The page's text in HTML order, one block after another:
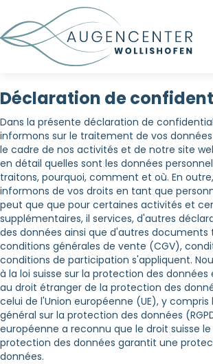
Déclaration de
Dans la présente déclaration de
informons sur le traitement de vos
le cadre de nos activités et de notre site
en détail quelles sont les données
traitons, pourquoi, comment et où. En
informons de vos droits en tant que
peut que que pour certaines activités et
supplémentaires, il services, d'autres
des données ainsi que d'autres documents
conditions générales de vente (CGV),
conditions de participation s'appliquent.
à la loi suisse sur la protection des
au droit étranger de la protection des
celui de l'Union européenne (UE), y
général sur la protection des données
européenne a reconnu que le droit suisse
protection des données garantit une
données.